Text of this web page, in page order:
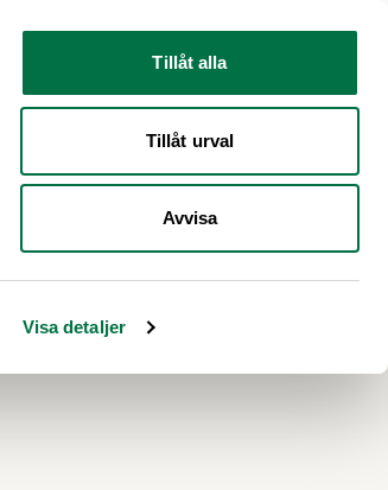
Visa detaljer
Tillåt alla
Tillåt urval
Avvisa